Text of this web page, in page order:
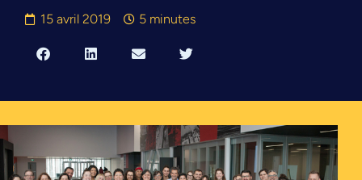
15 avril 2019 5 minutes